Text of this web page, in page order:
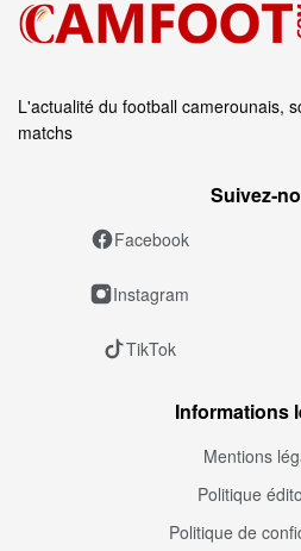
L'actualité du football camerounais,
matchs
Facebook
Instagram
TikTok
Informations
Mentions
Politique
Politique de